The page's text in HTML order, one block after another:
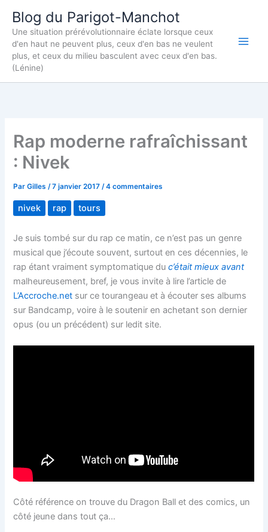
contenu
Blog du Parigot-Manchot
Une situation prérévolutionnaire éclate lorsque ceux
d'en haut ne peuvent plus, ceux d'en bas ne veulent
plus, et ceux du milieu basculent avec ceux d'en bas.
(Lénine)
Rap moderne rafraîchissant
: Nivek
ParGilles/7 janvier 2017/4 commentaires
nivek rap tours
Je suis tombé sur du rap ce matin, ce n’est pas un genre
musical que j’écoute souvent, surtout en ces décennies, le
rap étant vraiment symptomatique duc’était mieux avant
malheureusement, bref, je vous invite à lire l’article de
L’Accroche.net sur ce tourangeau et à écouter ses albums
sur Bandcamp, voire à le soutenir en achetant son dernier
opus (ou un précédent) sur ledit site.
Côté référence on trouve du Dragon Ball et des comics, un
côté jeune dans tout ça…